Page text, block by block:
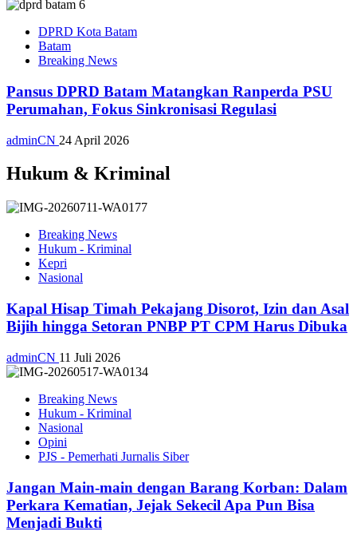
DPRD Kota Batam
Batam
Breaking News
Pansus DPRD Batam Matangkan Ranperda PSU
Perumahan, Fokus Sinkronisasi Regulasi
adminCN 24 April 2026
Hukum & Kriminal
Breaking News
Hukum - Kriminal
Kepri
Nasional
Kapal Hisap Timah Pekajang Disorot, Izin dan Asal
Bijih hingga Setoran PNBP PT CPM Harus Dibuka
adminCN 11 Juli 2026
Breaking News
Hukum - Kriminal
Nasional
Opini
PJS - Pemerhati Jurnalis Siber
Jangan Main-main dengan Barang Korban: Dalam
Perkara Kematian, Jejak Sekecil Apa Pun Bisa
Menjadi Bukti